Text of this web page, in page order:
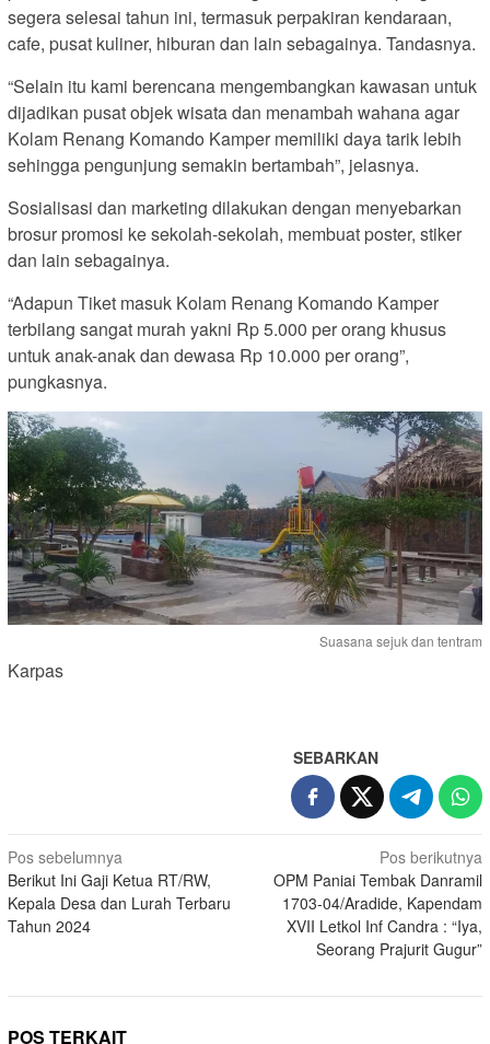
segera selesai tahun ini, termasuk perpakiran kendaraan,
cafe, pusat kuliner, hiburan dan lain sebagainya. Tandasnya.
“Selain itu kami berencana mengembangkan kawasan untuk
dijadikan pusat objek wisata dan menambah wahana agar
Kolam Renang Komando Kamper memiliki daya tarik lebih
sehingga pengunjung semakin bertambah”, jelasnya.
Sosialisasi dan marketing dilakukan dengan menyebarkan
brosur promosi ke sekolah-sekolah, membuat poster, stiker
dan lain sebagainya.
“Adapun Tiket masuk Kolam Renang Komando Kamper
terbilang sangat murah yakni Rp 5.000 per orang khusus
untuk anak-anak dan dewasa Rp 10.000 per orang”,
pungkasnya.
Suasana sejuk dan tentram
Karpas
SEBARKAN
Navigasi
pos
Pos sebelumnya
Berikut Ini Gaji Ketua RT/RW,
Kepala Desa dan Lurah Terbaru
Tahun 2024
Pos berikutnya
OPM Paniai Tembak Danramil
1703-04/Aradide, Kapendam
XVII Letkol Inf Candra : “Iya,
Seorang Prajurit Gugur”
POS TERKAIT